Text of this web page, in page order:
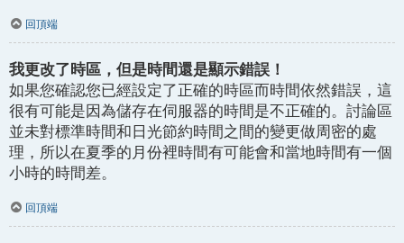
回頂端
我更改了時區，但是時間還是顯示錯誤！
如果您確認您已經設定了正確的時區而時間依然錯誤，這
很有可能是因為儲存在伺服器的時間是不正確的。討論區
並未對標準時間和日光節約時間之間的變更做周密的處
理，所以在夏季的月份裡時間有可能會和當地時間有一個
小時的時間差。
回頂端